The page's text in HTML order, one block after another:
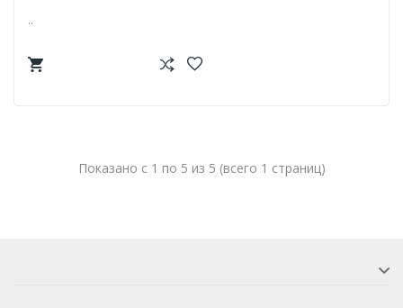
..
Показано с 1 по 5 из 5 (всего 1 страниц)